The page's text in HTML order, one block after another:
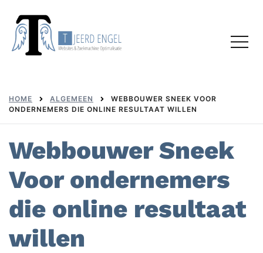
content
menu
HOME ALGEMEEN
WEBBOUWER SNEEK VOOR
ONDERNEMERS DIE ONLINE RESULTAAT WILLEN
Webbouwer Sneek
Voor ondernemers
die online resultaat
willen